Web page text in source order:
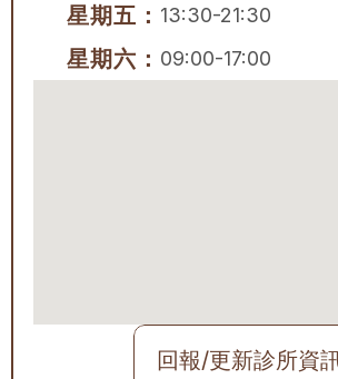
星期五： 13:30-21:30
星期六： 09:00-17:00
回報/更新診所資